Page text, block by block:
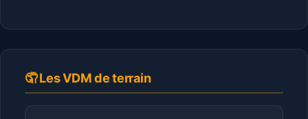
🤦 Les VDM de terrain